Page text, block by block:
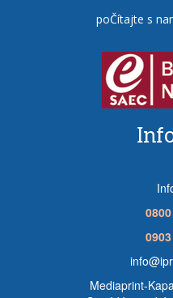
poČítajte s
Mediaprint-